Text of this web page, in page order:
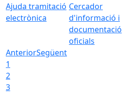
Ajuda tramitació
electrònica
Cercador
d'informació i
documentació
oficials
AnteriorSegüent
1
2
3